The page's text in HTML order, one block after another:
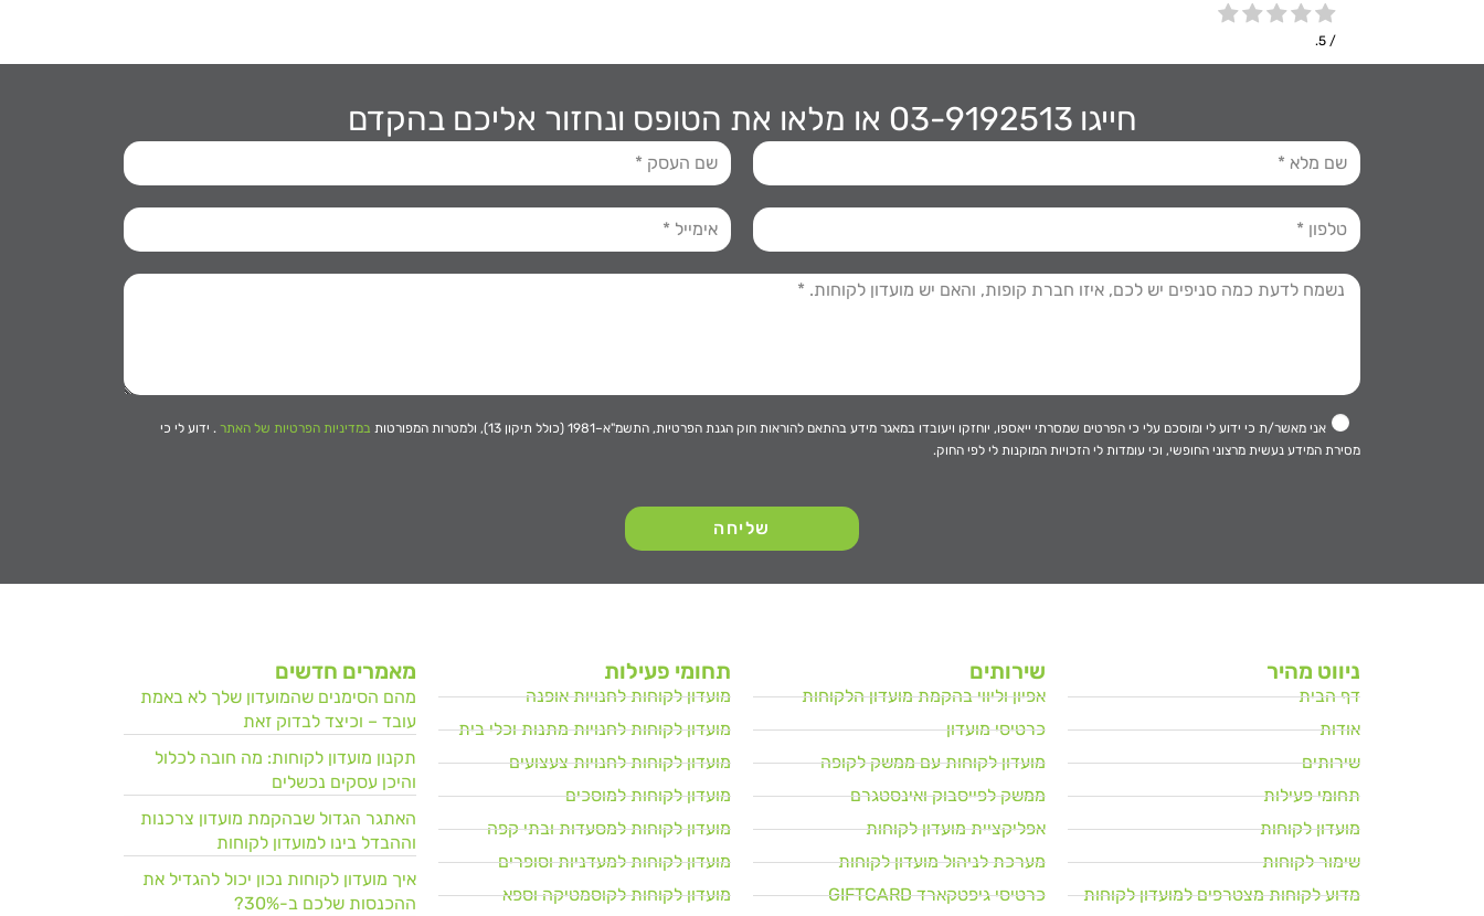
/ 5.
חייגו 03-9192513 או מלאו את הטופס ונחזור אליכם בהקדם
אני מאשר/ת כי ידוע לי ומוסכם עלי כי הפרטים שמסרתי ייאספו, יוחזקו ויעובדו במאגר מידע בהתאם להוראות חוק הגנת הפרטיות, התשמ"א–1981 (כולל תיקון 13), ולמטרות המפורטות במדיניות הפרטיות של האתר . ידוע לי כי
מסירת המידע נעשית מרצוני החופשי, וכי עומדות לי הזכויות המוקנות לי לפי החוק.
שליחה
ניווט מהיר
דף הבית
אודות
שירותים
תחומי פעילות
מועדון לקוחות
שימור לקוחות
מדוע לקוחות מצטרפים למועדון לקוחות
שירותים
אפיון וליווי בהקמת מועדון הלקוחות
כרטיסי מועדון
מועדון לקוחות עם ממשק לקופה
ממשק לפייסבוק ואינסטגרם
אפליקציית מועדון לקוחות
מערכת לניהול מועדון לקוחות
כרטיסי גיפטקארד GIFTCARD
תחומי פעילות
מועדון לקוחות לחנויות אופנה
מועדון לקוחות לחנויות מתנות וכלי בית
מועדון לקוחות לחנויות צעצועים
מועדון לקוחות למוסכים
מועדון לקוחות למסעדות ובתי קפה
מועדון לקוחות למעדניות וסופרים
מועדון לקוחות לקוסמטיקה וספא
מאמרים חדשים
מהם הסימנים שהמועדון שלך לא באמת
עובד – וכיצד לבדוק זאת
תקנון מועדון לקוחות: מה חובה לכלול
והיכן עסקים נכשלים
האתגר הגדול שבהקמת מועדון צרכנות
וההבדל בינו למועדון לקוחות
איך מועדון לקוחות נכון יכול להגדיל את
ההכנסות שלכם ב-30%?